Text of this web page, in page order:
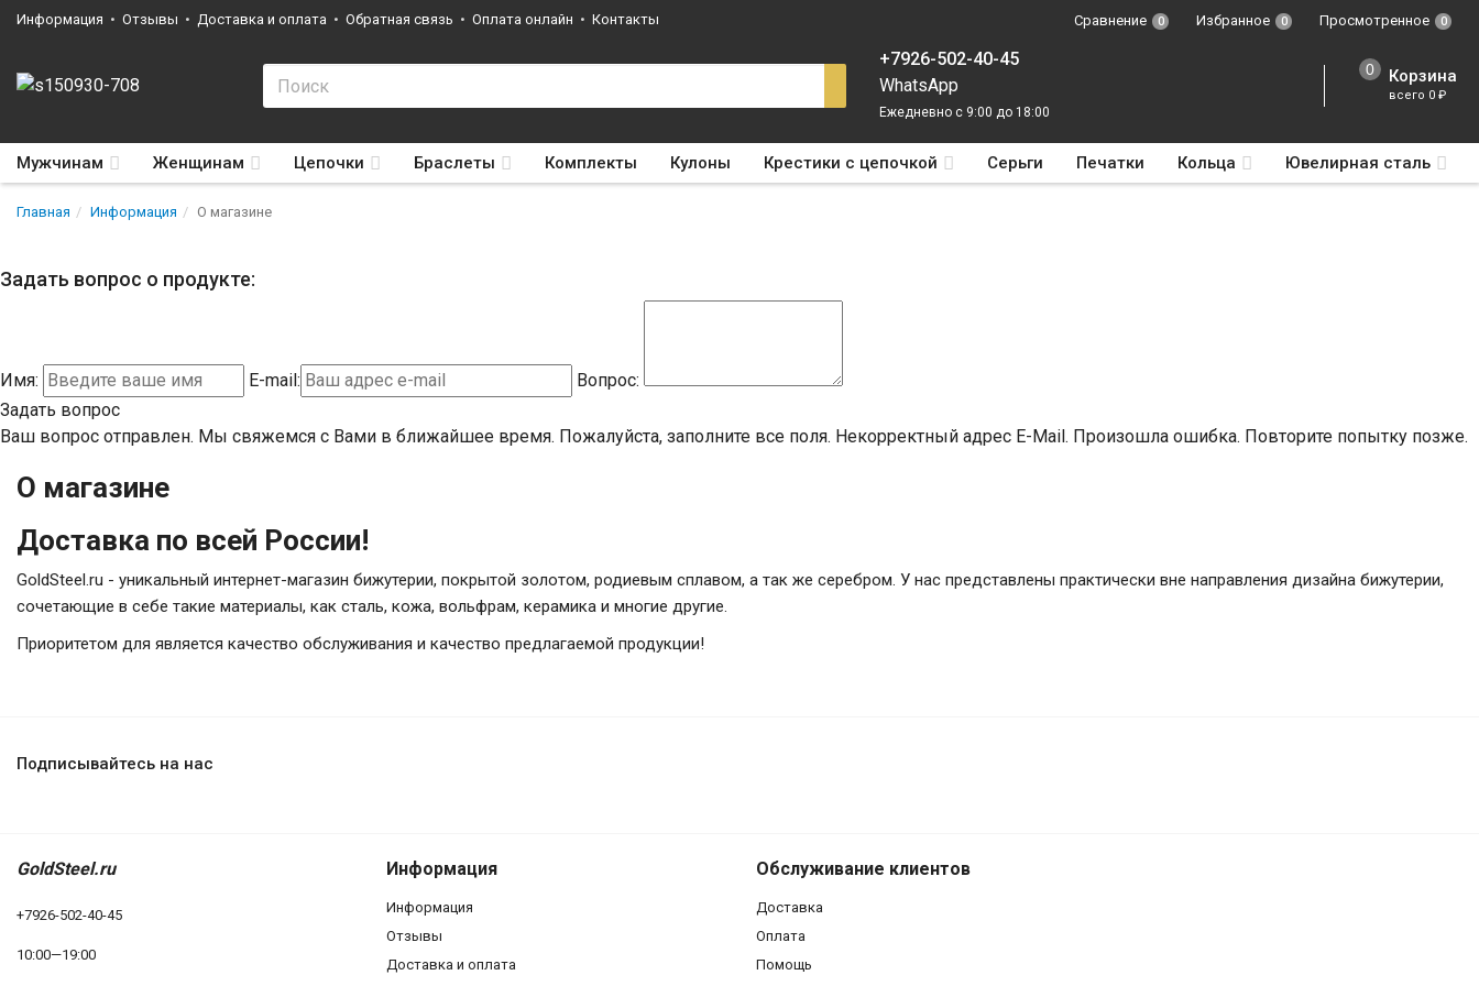
Информация Отзывы Доставка и оплата Обратная связь Оплата онлайн Контакты Сравнение 0 Избранное 0 Просмотренное 0
+7926-502-40-45
WhatsApp
Ежедневно с 9:00 до 18:00
Корзина
всего 0 ₽
Мужчинам Женщинам Цепочки Браслеты Комплекты Кулоны Крестики с цепочкой Серьги Печатки Кольца Ювелирная сталь
Главная Информация О магазине
Задать вопрос о продукте:
Имя: E-mail:
Вопрос:
Задать вопрос
Ваш вопрос отправлен. Мы свяжемся с Вами в ближайшее время. Пожалуйста, заполните все поля. Некорректный адрес E-Mail. Произошла ошибка. Повторите попытку позже.
О магазине
Доставка по всей России!
GoldSteel.ru - уникальный интернет-магазин бижутерии, покрытой золотом, родиевым сплавом, а так же серебром. У нас представлены практически вне направления дизайна бижутерии,
сочетающие в себе такие материалы, как сталь, кожа, вольфрам, керамика и многие другие.
Приоритетом для является качество обслуживания и качество предлагаемой продукции!
Подписывайтесь на нас
GoldSteel.ru
+7926-502-40-45
10:00—19:00
Информация
Информация
Отзывы
Доставка и оплата
Обслуживание клиентов
Доставка
Оплата
Помощь